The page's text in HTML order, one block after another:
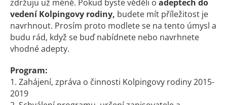
zdržuju už méně. Pokud byste věděli o adeptech do
vedení Kolpingovy rodiny, budete mít příležitost je
navrhnout. Prosím proto modlete se na tento úmysl a
budu rád, když se buď nabídnete nebo navrhnete
vhodné adepty.
Program:
1. Zahájení, zpráva o činnosti Kolpingovy rodiny 2015-
2019